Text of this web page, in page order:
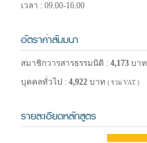
เวลา : 09.00-16.00
อัตราค่าสัมมนา
สมาชิกวารสารธรรมนิติ : 4,173 บาท
บุคคลทั่วไป : 4,922 บาท ( รวม VAT )
รายละเอียดหลักสูตร